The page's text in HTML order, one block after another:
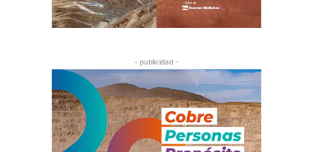
- publicidad -